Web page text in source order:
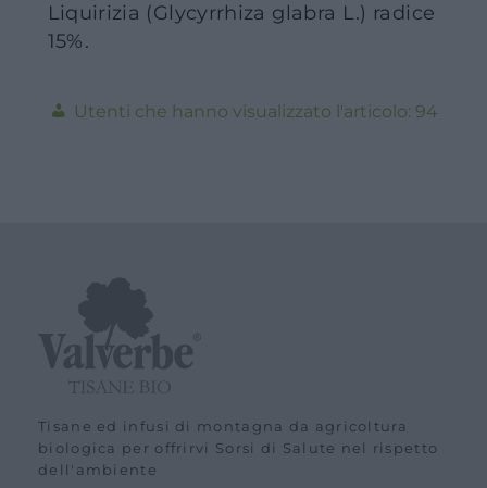
Liquirizia (Glycyrrhiza glabra L.) radice
15%.
94
Tisane ed infusi di montagna da agricoltura
biologica per offrirvi Sorsi di Salute nel rispetto
dell'ambiente